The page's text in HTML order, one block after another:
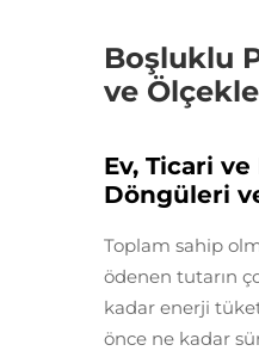
Boşluklu
ve
Ev, Ticari
Döngüleri
Toplam sahip
ödenen tutarın
kadar enerji
önce ne kadar